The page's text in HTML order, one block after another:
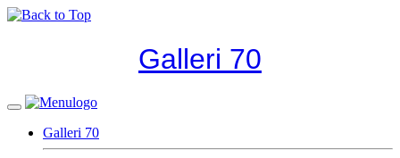
Galleri 70
Galleri 70